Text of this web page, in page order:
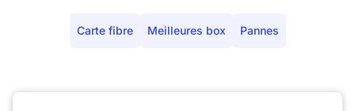
Carte fibre Meilleures box Pannes